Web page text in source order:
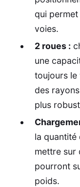
qui
voies.
2 roues :
une
toujours le
des
plus
la quantité
mettre sur
pourront
poids.